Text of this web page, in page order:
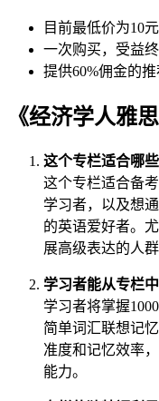
目前最低价为10
一次购买，受益终
提供60%佣金的推
《经济学人雅
这个专栏适合哪些
这个专栏适合备
学习者，以及想
的英语爱好者。
展高级表达的人群
学习者能从专栏中
学习者将掌握
简单词汇联想记
准度和记忆效率
能力。